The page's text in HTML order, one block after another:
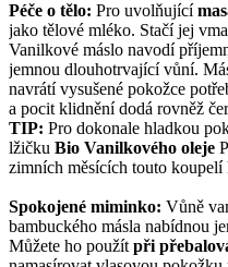
Péče o tělo: Pro uvolňující
jako tělové mléko. Stačí jej
Vanilkové máslo navodí
jemnou dlouhotrvající vůní.
navrátí vysušené pokožce
a pocit klidnění dodá rovněž
TIP: Pro dokonale hladkou
lžičku Bio Vanilkového oleje
zimních měsících touto koupelí
Spokojené miminko: Vůně
bambuckého másla nabídnou
Můžete ho použít při